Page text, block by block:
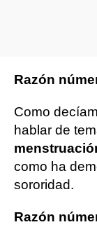
Razón
Como
hablar de
como ha
sororidad.
Razón